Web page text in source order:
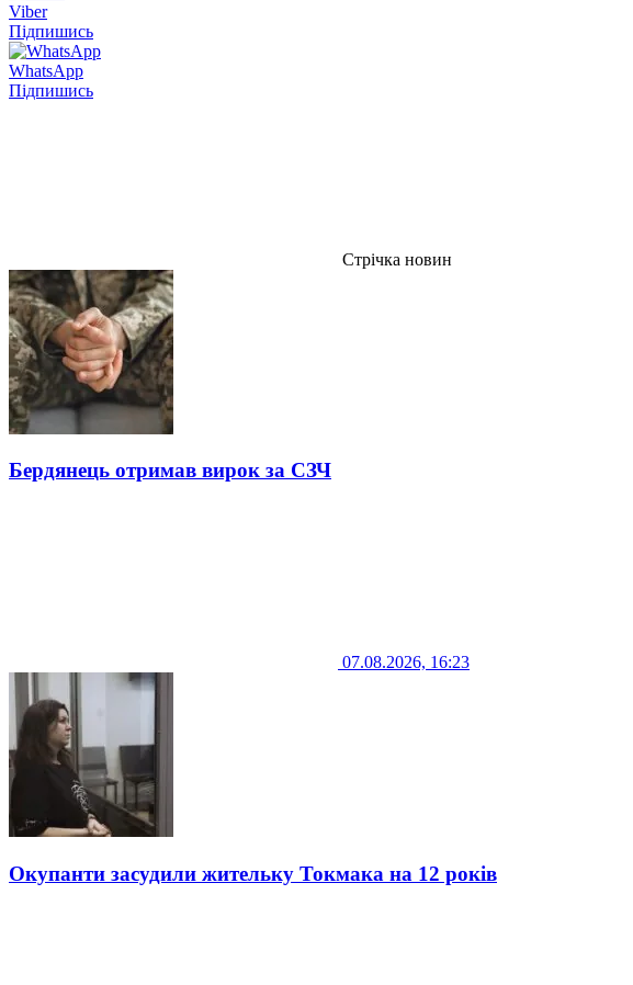
Viber
Підпишись
WhatsApp
Підпишись
Стрічка новин
Бердянець отримав вирок за СЗЧ
07.08.2026, 16:23
Окупанти засудили жительку Токмака на 12 років